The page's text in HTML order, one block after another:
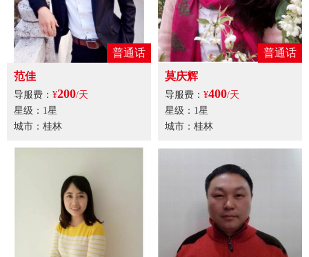
普通话
范佳
导服费： ¥200/天
星级：1星
城市：桂林
普通话
莫庆辉
导服费： ¥400/天
星级：1星
城市：桂林